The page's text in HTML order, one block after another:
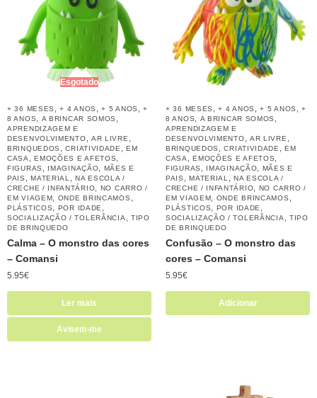
Esgotado
+ 36 MESES ,+ 4 ANOS ,+ 5 ANOS ,+
8 ANOS
A BRINCAR SOMOS
APRENDIZAGEM E
DESENVOLVIMENTO
AR LIVRE
BRINQUEDOS ,CRIATIVIDADE ,EM
CASA
,EMOÇÕES E AFETOS
FIGURAS IMAGINAÇÃO
MÃES E
PAIS
,MATERIAL ,NA ESCOLA /
CRECHE / INFANTÁRIO
NO CARRO /
EM VIAGEM
ONDE BRINCAMOS
PLÁSTICOS POR IDADE
SOCIALIZAÇÃO / TOLERÂNCIA
TIPO
DE BRINQUEDO
Calma – O monstro das cores
– Comansi
5.95€
Ler mais
Avisem-me
+ 36 MESES ,+ 4 ANOS ,+ 5 ANOS ,+
8 ANOS
A BRINCAR SOMOS
APRENDIZAGEM E
DESENVOLVIMENTO
AR LIVRE
BRINQUEDOS ,CRIATIVIDADE ,EM
CASA
,EMOÇÕES E AFETOS
FIGURAS IMAGINAÇÃO
MÃES E
PAIS
,MATERIAL ,NA ESCOLA /
CRECHE / INFANTÁRIO
NO CARRO /
EM VIAGEM
ONDE BRINCAMOS
PLÁSTICOS POR IDADE
SOCIALIZAÇÃO / TOLERÂNCIA
TIPO
DE BRINQUEDO
Confusão – O monstro das
cores – Comansi
5.95€
Adicionar